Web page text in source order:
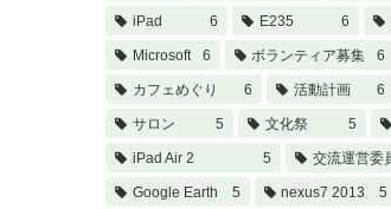
iPad 6 E235 6
Microsoft 6 ボランティア募集 6
カフェめぐり 6 活動計画 6
サロン 5 文化祭 5
iPad Air 2 5 交流運営委
Google Earth 5 nexus7 2013 5